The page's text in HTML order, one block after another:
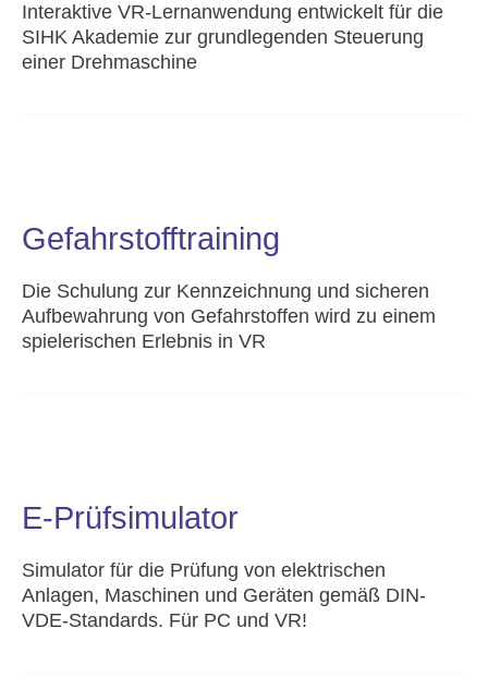
Interaktive VR-Lernanwendung entwickelt für die
SIHK Akademie zur grundlegenden Steuerung
einer Drehmaschine
Gefahrstofftraining
Die Schulung zur Kennzeichnung und sicheren
Aufbewahrung von Gefahrstoffen wird zu einem
spielerischen Erlebnis in VR
E-Prüfsimulator
Simulator für die Prüfung von elektrischen
Anlagen, Maschinen und Geräten gemäß DIN-
VDE-Standards. Für PC und VR!